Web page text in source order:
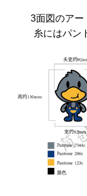
3面図のアー
糸にはパン